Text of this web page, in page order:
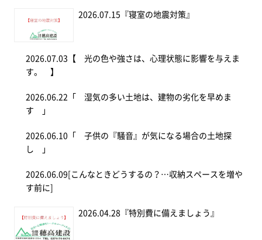
2026.07.15 『寝室の地震対策』
2026.07.03 【 光の色や強さは、心理状態に影響を与えま
す。 】
2026.06.22 「 湿気の多い土地は、建物の劣化を早めま
す 」
2026.06.10 「 子供の『騒音』が気になる場合の土地探
し 」
2026.06.09 [こんなときどうするの？…収納スペースを増や
す前に]
2026.04.28 『特別費に備えましょう』